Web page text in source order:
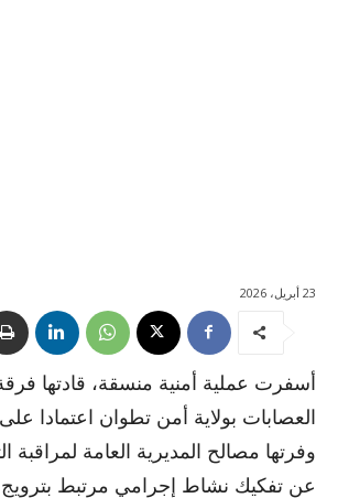
23 أبريل، 2026
أسفرت عملية أمنية منسقة، قادتها
العصابات بولاية أمن تطوان اعتمادا
وفرتها مصالح المديرية العامة لمراقبة
عن تفكيك نشاط إجرامي مرتبط